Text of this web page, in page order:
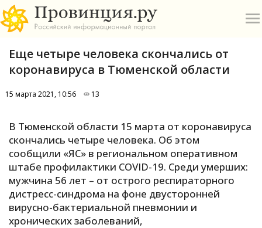
А
Б
В
О
П
Еще четыре человека скончались от
коронавируса в Тюменской области
15 марта 2021, 10:56 13
В Тюменской области 15 марта от коронавируса
скончались четыре человека. Об этом
сообщили «ЯС» в региональном оперативном
штабе профилактики COVID-19. Среди умерших:
мужчина 56 лет – от острого респираторного
дистресс-синдрома на фоне двусторонней
вирусно-бактериальной пневмонии и
хронических заболеваний,